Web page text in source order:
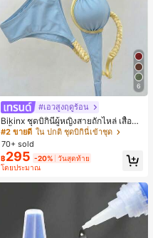
6
#เอวสูงฤดูร้อน
Bikinx ชุดบิกินี่ผู้หญิงสายถักไหล่ เสื้อว่า
ยน้ำวันพีซมีโครงพร้อมสายผูกหลังสีตัด
กัน สำหรับเที่ยวพักผ่อน ชายหาด ฤดูร้อ
น
#2 ขายดี ใน ปกติ ชุดบิกินี่เข้าชุด
70+ sold
฿295 -20% วันสุดท้าย
โดยประมาณ